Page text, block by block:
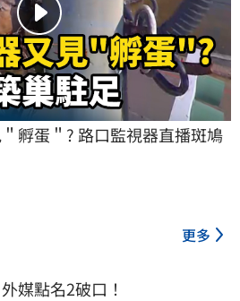
＂孵蛋＂? 路口監視器直播斑鳩
更多
媒點名2破口！